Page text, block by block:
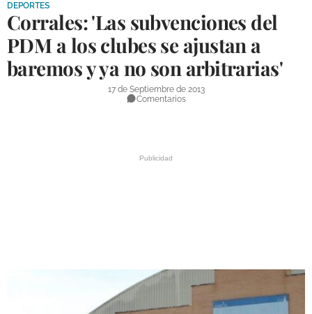
DEPORTES
DEPORTES
Corrales: 'Las subvenciones del
PDM a los clubes se ajustan a
baremos y ya no son arbitrarias'
17 de Septiembre de 2013
Comentarios